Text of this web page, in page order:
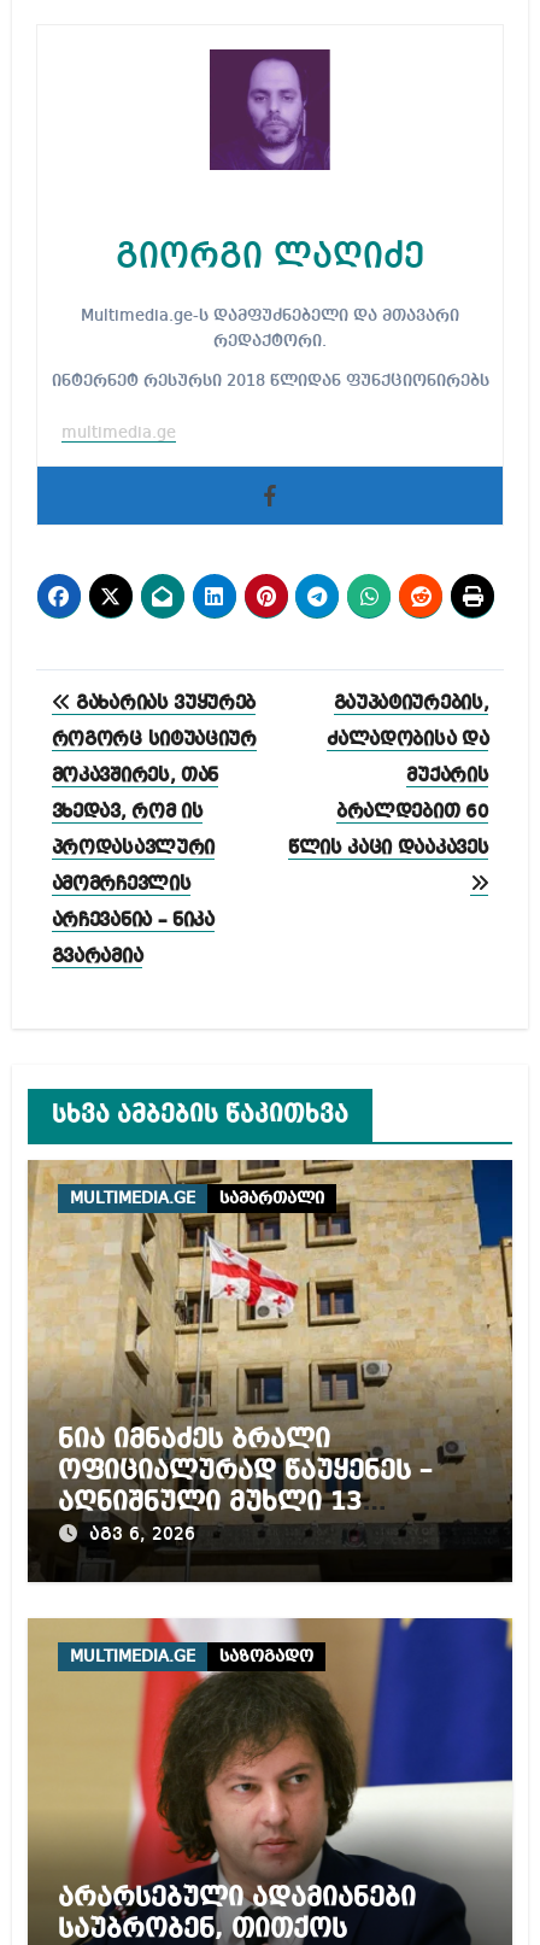
გიორგი ლაღიძე
Multimedia.ge-ს დამფუძნებელი და მთავარი
რედაქტორი.
ინტერნეტ რესურსი 2018 წლიდან ფუნქციონირებს
multimedia.ge
პოსტის
ნავიგაცია
გახარიას ვუყურებ
როგორც სიტუაციურ
მოკავშირეს, თან
ვხედავ, რომ ის
პროდასავლური
ამომრჩევლის
არჩევანია – ნიკა
გვარამია
გაუპატიურების,
ძალადობისა და
მუქარის
ბრალდებით 60
წლის კაცი დააკავეს
სხვა ამბების წაკითხვა
MULTIMEDIA.GE სამართალი
ნია იმნაძეს ბრალი
ოფიციალურად წაუყენეს –
აღნიშნული მუხლი 13
წლამდე პატიმრობას
ითვალისწინებს
აგვ 6, 2026
MULTIMEDIA.GE საზოგადო
არარსებული ადამიანები
საუბრობენ, თითქოს